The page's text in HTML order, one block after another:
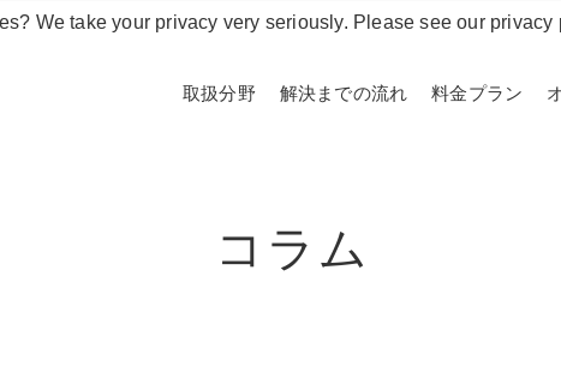
取扱分野 解決までの流れ 料金プラン
コラム
We take your privacy very seriously. Please see our